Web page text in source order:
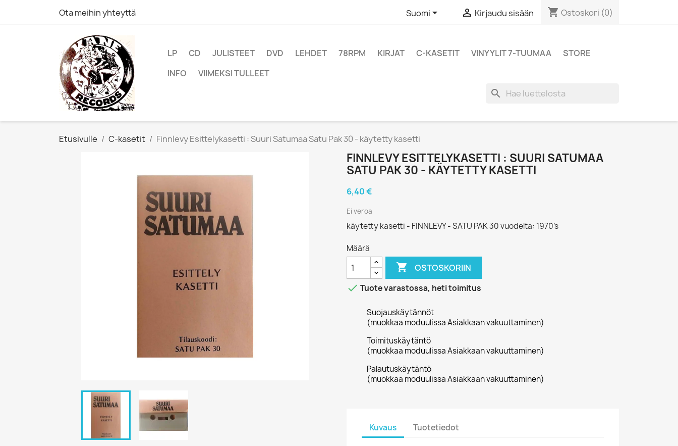
Ota meihin yhteyttä Suomi  Kirjaudu sisään shopping_cart Ostoskori (0)
LP CD JULISTEET DVD LEHDET 78RPM KIRJAT C-KASETIT VINYYLIT 7-TUUMAA
STORE
INFO
VIIMEKSI TULLEET
search
Etusivulle C-kasetit Finnlevy Esittelykasetti : Suuri Satumaa Satu Pak 30 - käytetty kasetti
FINNLEVY ESITTELYKASETTI : SUURI SATUMAA
SATU PAK 30 - KÄYTETTY KASETTI
6,40 €
Ei veroa
käytetty kasetti - FINNLEVY - SATU PAK 30 vuodelta: 1970’s
Määrä
 OSTOSKORIIN
 Tuote varastossa, heti toimitus
Suojauskäytännöt
(muokkaa moduulissa Asiakkaan vakuuttaminen)
Toimituskäytäntö
(muokkaa moduulissa Asiakkaan vakuuttaminen)
Palautuskäytäntö
(muokkaa moduulissa Asiakkaan vakuuttaminen)
Kuvaus Tuotetiedot